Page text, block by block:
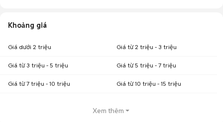
Khoảng giá
Giá dưới 2 triệu Giá từ 2 triệu - 3 triệu
Giá từ 3 triệu - 5 triệu Giá từ 5 triệu - 7 triệu
Giá từ 7 triệu - 10 triệu Giá từ 10 triệu - 15 triệu
Xem thêm